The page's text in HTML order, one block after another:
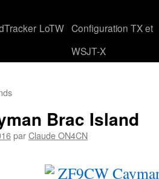
LoTW Configuration TX et
WSJT-X
Brac Island
parClaude ON4CN